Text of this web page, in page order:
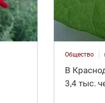
Общество
В
3,4 тыс.